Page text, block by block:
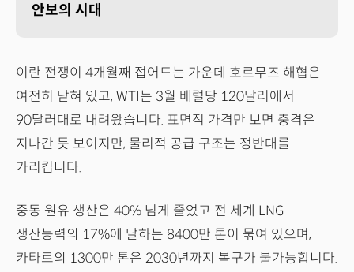
안보의 시대
이란 전쟁이 4개월째 접어드는 가운데 호르무즈 해협은
여전히 닫혀 있고, WTI는 3월 배럴당 120달러에서
90달러대로 내려왔습니다. 표면적 가격만 보면 충격은
지나간 듯 보이지만, 물리적 공급 구조는 정반대를
가리킵니다.
중동 원유 생산은 40% 넘게 줄었고 전 세계 LNG
생산능력의 17%에 달하는 8400만 톤이 묶여 있으며,
카타르의 1300만 톤은 2030년까지 복구가 불가능합니다.